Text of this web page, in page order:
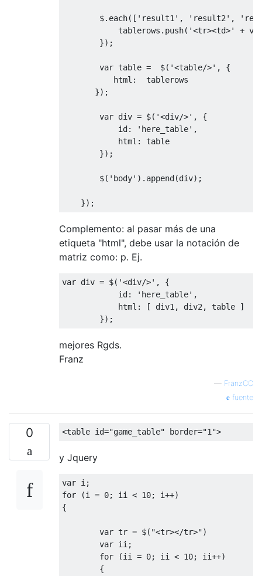
        $
. each([ 'result1' , 'result2' ,
            tablerows
. push( '<tr><td>' +
});
var table =
  $
( '<table/>' ,
{
           html
:
  tablerows
});
var div = $( '<div/>' ,
{
            id
: 'here_table' ,
            html
:
table
});
        $
( 'body' ). append (div);
});
Complemento: al pasar más de una
etiqueta "html", debe usar la notación de
matriz como: p. Ej.
var div = $( '<div/>' ,
{
            id
: 'here_table' ,
            html
: [ div1 , div2 , table
]
});
mejores Rgds.
Franz
— FranzCC
fuente
0 <table id="game_table" border="1">
y Jquery
var i ;
for
(i = 0; ii < 10; i++)
{
var tr = $( "<tr></tr>")
var ii ;
for
(ii = 0; ii < 10; ii++)
{